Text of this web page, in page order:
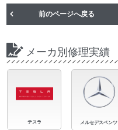
前のページへ戻る
メーカ別修理実績
テスラ メルセデスベンツ